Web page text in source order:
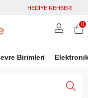
HEDİYE REHBERİ
Birimleri
0